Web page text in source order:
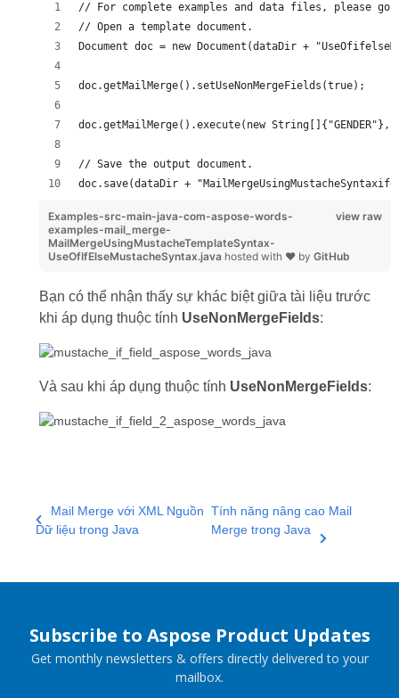
// For complete examples and data files, please go
// Open a template document.
Document doc = new Document(dataDir +
doc.getMailMerge().setUseNonMergeFields(true);
doc.getMailMerge().execute(new
// Save the output document.
doc.save(dataDir +
view raw
Examples-src-main-java-com-aspose-words-
examples-mail_merge-
MailMergeUsingMustacheTemplateSyntax-
UseOfIfElseMustacheSyntax.java hosted with ❤ by GitHub
Bạn có thể nhận thấy sự khác biệt giữa tài liệu trước
khi áp dụng thuộc tính UseNonMergeFields:
Và sau khi áp dụng thuộc tính UseNonMergeFields:
Mail Merge với XML Nguồn
Dữ liệu trong Java
Tính năng nâng cao Mail
Merge trong Java
Subscribe to Aspose Product Updates
Get monthly newsletters & offers directly delivered to your
mailbox.